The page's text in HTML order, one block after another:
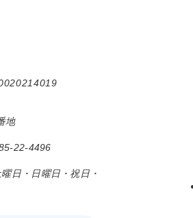
地
22-4496
日・日曜日・祝日・